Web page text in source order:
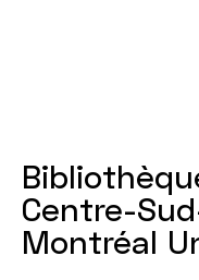
Centre-
Montréal